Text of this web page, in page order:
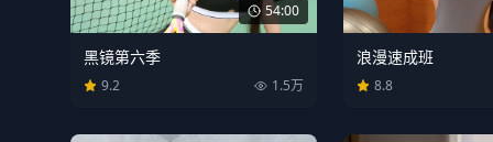
54:00
黑镜第六季
9.2 1.5万
浪漫速成班
8.8